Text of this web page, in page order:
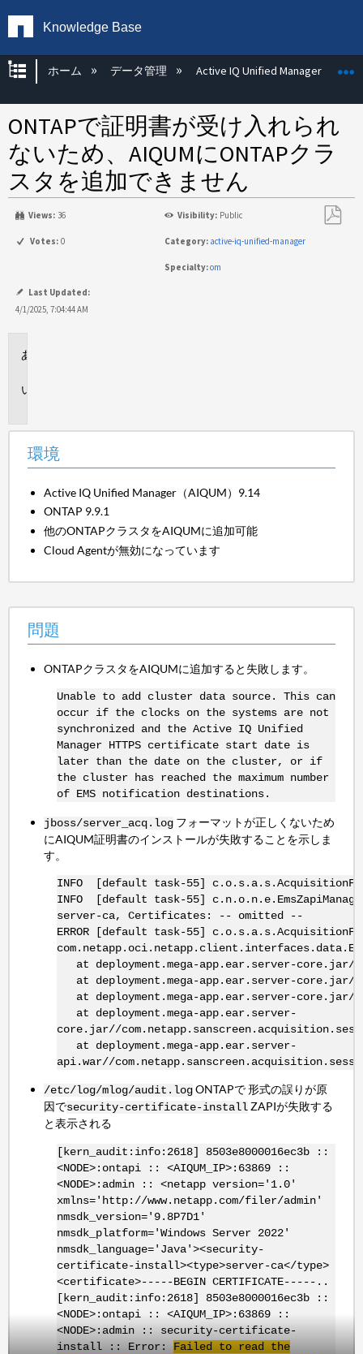
Knowledge Base
グローバル階層を展開/折りたたむ
ホーム データ管理 Active IQ Unified Manager
ONTAPで証明書が受け入れられ
ないため、AIQUMにONTAPクラ
スタを追加できません
Views: 36 Visibility: Public
Votes: 0 Category: active-iq-unified-manager
Specialty:om
Last Updated:
4/1/2025, 7:04:44 AM
環境
Active IQ Unified Manager（AIQUM）9.14
ONTAP 9.9.1
他のONTAPクラスタをAIQUMに追加可能
Cloud Agentが無効になっています
問題
ONTAPクラスタをAIQUMに追加すると失敗します。
Unable to add cluster data source. This can
occur if the clocks on the systems are not
synchronized and the Active IQ Unified
Manager HTTPS certificate start date is
later than the date on the cluster, or if
the cluster has reached the maximum number
of EMS notification destinations.
jboss/server_acq.log フォーマットが正しくないため
にAIQUM証明書のインストールが失敗することを示しま
す。
INFO [default task-55]
INFO [default task-55]
server-ca, Certificates: -- omitted --
ERROR [default task-55]
at deployment.mega-app.ear.server-core.jar//
at deployment.mega-app.ear.server-core.jar//
at deployment.mega-app.ear.server-core.jar//
at deployment.mega-app.ear.server-
core.jar//
at deployment.mega-app.ear.server-
api.war//
/etc/log/mlog/audit.logONTAPで 形式の誤りが原
因でsecurity-certificate-installZAPIが失敗する
と表示される
[kern_audit:info:2618] 8503e8000016ec3b ::
<NODE>:ontapi :: <AIQUM_IP>:63869 ::
<NODE>:admin :: <netapp version='1.0'
xmlns='http://www.netapp.com/filer/admin'
nmsdk_version='9.8P7D1'
nmsdk_platform='Windows Server 2022'
nmsdk_language='Java'><security-
certificate-install><type>server-ca</type>
<certificate>-----BEGIN CERTIFICATE-----..
[kern_audit:info:2618] 8503e8000016ec3b ::
<NODE>:ontapi :: <AIQUM_IP>:63869 ::
<NODE>:admin :: security-certificate-
install :: Error: Failed to read the